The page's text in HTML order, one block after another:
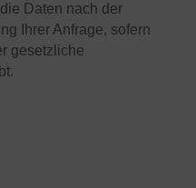
Daten nach der
Ihrer Anfrage, sofern
gesetzliche